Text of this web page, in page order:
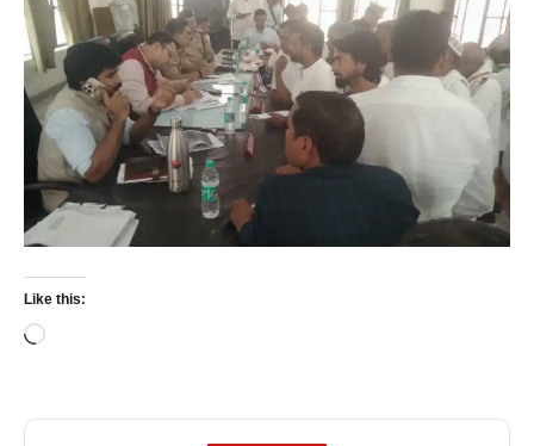
Like this:
Loading…